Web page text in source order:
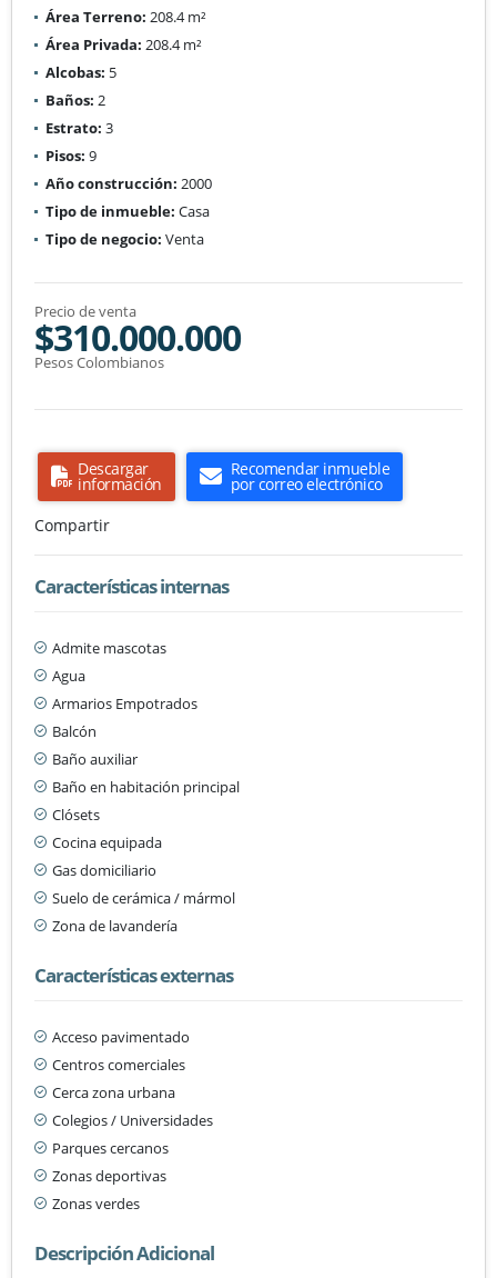
Área Terreno: 208.4 m²
Área Privada: 208.4 m²
Alcobas: 5
Baños: 2
Estrato: 3
Pisos: 9
Año construcción: 2000
Tipo de inmueble: Casa
Tipo de negocio: Venta
Precio de venta
$310.000.000
Pesos Colombianos
Descargar
información
Recomendar inmueble
por correo electrónico
Compartir
Características internas
Admite mascotas
Agua
Armarios Empotrados
Balcón
Baño auxiliar
Baño en habitación principal
Clósets
Cocina equipada
Gas domiciliario
Suelo de cerámica / mármol
Zona de lavandería
Características externas
Acceso pavimentado
Centros comerciales
Cerca zona urbana
Colegios / Universidades
Parques cercanos
Zonas deportivas
Zonas verdes
Descripción Adicional